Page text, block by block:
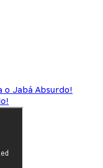
o Jabá Absurdo!